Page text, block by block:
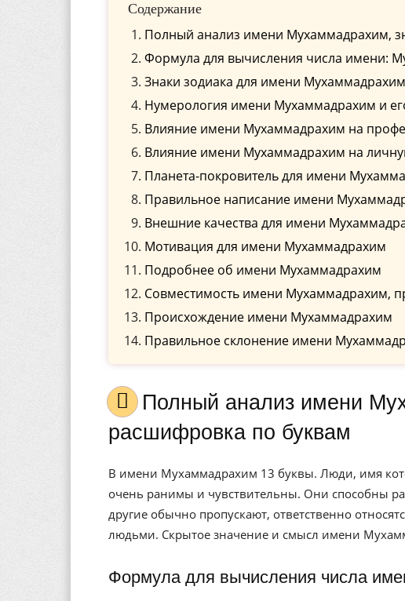
Содержание
Полный анализ имени Мухаммадрахим,
Формула для вычисления числа имени:
Знаки зодиака для имени Мухаммадрахим
Нумерология имени Мухаммадрахим и
Влияние имени Мухаммадрахим на
Влияние имени Мухаммадрахим на
Планета-покровитель для имени
Правильное написание имени
Внешние качества для имени
Мотивация для имени Мухаммадрахим
Подробнее об имени Мухаммадрахим
Совместимость имени Мухаммадрахим,
Происхождение имени Мухаммадрахим
Правильное склонение имени
Полный анализ имени Мухаммадрахим, значение, и
расшифровка по буквам
В имени Мухаммадрахим 13 буквы. Люди, имя
очень ранимы и чувствительны. Они способны
другие обычно пропускают, ответственно
людьми. Скрытое значение и смысл имени
Формула для вычисления числа